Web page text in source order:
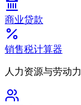
商业贷款
销售税计算器
人力资源与劳动力